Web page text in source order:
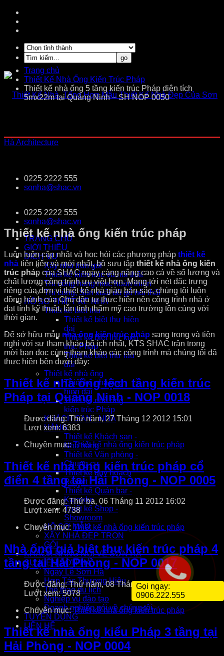
0225 2222 555
sonha@shac.vn
0225 2222 555
sonha@shac.vn
TRANG CHỦ
GIỚI THIỆU
DỊCH VỤ
Xây nhà trọn gói
Thiết kế kiến trúc và nội thất
Thi công hạng mục hoàn thiện
Thi công, Sản xuất đồ gỗ nội thất
HỒ SƠ THIẾT KẾ NHÀ
Thiết kế biệt thự
Thiết kế biệt thự hiện
đại
Thiết kế biệt thự kiến
trúc Pháp
Thiết kế biệt thự lâu
đài
Thiết kế nhà ống
Thiết kế nhà ống
hiện đại
Thiết kế nhà ống
kiến trúc Pháp
KHÁCH SẠN - NHÀ
HÀNG
Thiết kế Khách sạn -
Nhà hàng
Thiết kế Văn phòng -
Chung cư
Thiết kế quy hoạch
Resort
Thiết kế Quán bar -
Karaoke
Thiết kế Shop -
Showroom
HỒ SƠ MẪU
XÂY NHÀ ĐẸP TRỌN
GÓI
KHÁCH HÀNG NÓI VỀ SƠN HÀ
SỰ KIỆN SƠN HÀ
Ngày Lễ Sơn Hà
Hợp Tác Thương Hiệu
Thể thao du lịch
Nghiệp vụ đào tạo
Doanh nghiệp nói về chúng tôi
TUYỂN DỤNG
LIÊN HỆ
Trang chủ
Thiết Kế Nhà Ống Kiến Trúc Pháp
Thiết kế nhà ống 5 tầng kiến trúc Pháp diện tích
5mx22m tại Quảng Ninh – SH NOP 0050
Thiết kế nhà ống kiến trúc pháp
Luôn luôn cập nhật và học hỏi các phương pháp thiết kế
nhà tiên tiến và mới nhất, bộ sưu tập thiết kế nhà ống kiến
trúc pháp của SHAC ngày càng nâng cao cả về số lượng và
chất lượng công trình ưu việt hơn. Mang tới nét đặc trưng
riêng của đơn vị thiết kế nhà giàu bản sắc, chúng tôi luôn
đồng hành của Chủ đầu tư thực hiện nên công trình nhà ở
đạt tính kỹ thuật, lẫn tính thẩm mỹ cao trường tồn cùng với
thời gian.
Để sở hữu mẫu nhà ống kiến trúc pháp sang trọng và tiện
nghi với sự tham khảo bổ ích nhất, KTS SHAC trân trọng
mời bạn đọc cùng tham khảo các công trình mà chúng tôi đã
thực hiện bên dưới đây:
Thiết kế nhà ống lệch tầng kiến trúc
Pháp tại Quảng Ninh - NOP 0018
Được đăng: Thứ năm, 27 Tháng 12 2012 15:01
Lượt xem: 6383
Chuyên mục:Thiết kế nhà ống kiến trúc pháp
Thiết kế nhà ống kiến trúc pháp cổ
điển 4 tầng tại Hải Phòng - NOP 0005
Được đăng: Thứ ba, 06 Tháng 11 2012 16:02
Lượt xem: 4738
Chuyên mục: Thiết kế nhà ống kiến trúc pháp
Nhà ống giả biệt thự kiến trúc pháp 4
tầng tại Hải Phòng - NOP 0017
Được đăng: Thứ năm, 08 Tháng 11 2012 08:43
Lượt xem: 5078
Chuyên mục:Thiết kế nhà ống kiến trúc pháp
Thiết kế nhà ống kiểu Pháp 3 tầng tại
Hải Phòng - NOP 0004
Gọi ngay:
0906.222.555